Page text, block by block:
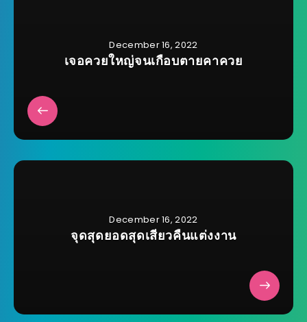
December 16, 2022
เจอควยใหญ่จนเกือบตายคาควย
December 16, 2022
จุดสุดยอดสุดเสียวคืนแต่งงาน